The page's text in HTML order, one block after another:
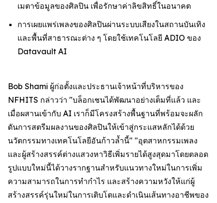
เมตาข้อมูลของศิลปิน เพื่อรักษาค่าลิขสิทธิ์ในอนาคต
การเผยแพร่เพลงของศิลปินผ่านระบบเสียงในสถานบันเทิง
และพื้นที่สาธารณะต่าง ๆ โดยใช้เทคโนโลยี ADIO ของ
Datavault AI
Bob Shami ผู้ก่อตั้งและประธานเจ้าหน้าที่บริหารของ
NFHITS กล่าวว่า "บล็อกเชนได้พัฒนาอย่างเต็มที่แล้ว และ
เมื่อผสานเข้ากับ AI เราก็มีโครงสร้างพื้นฐานที่พร้อมจะผลัก
ดันการสตรีมผลงานของศิลปินให้เข้าสู่กระแสหลักได้ด้วย
นวัตกรรมทางเทคโนโลยีอันก้าวล้ำนี้" "อุตสาหกรรมเพลง
และผู้สร้างสรรค์ต่างแสวงหาวิธีเพิ่มรายได้สูงสุดมาโดยตลอด
รูปแบบใหม่นี้ได้วางรากฐานสำหรับแนวทางใหม่ในการเพิ่ม
ความสามารถในการทำกำไร และสร้างความหวังให้แก่ผู้
สร้างสรรค์รุ่นใหม่ในการเติบโตและดำเนินเส้นทางอาชีพของ